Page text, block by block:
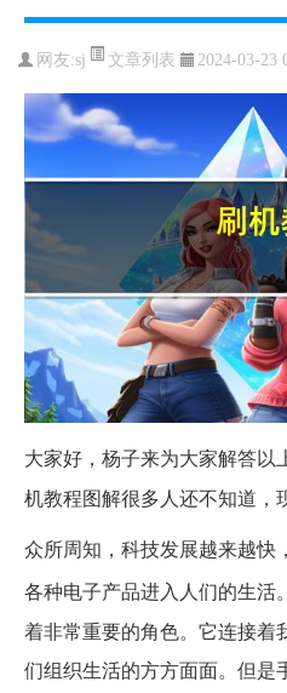
网友:sj 文章列表 2024-03-23
大家好，杨子来为大家解答以
机教程图解很多人还不知道，
众所周知，科技发展越来越快
各种电子产品进入人们的生活。
着非常重要的角色。它连接着
们组织生活的方方面面。但是